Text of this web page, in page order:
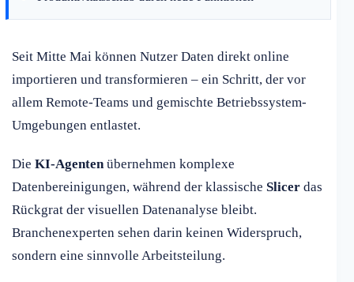
Seit Mitte Mai können Nutzer Daten direkt online
importieren und transformieren – ein Schritt, der vor
allem Remote-Teams und gemischte Betriebssystem-
Umgebungen entlastet.
Die KI-Agentenübernehmen komplexe
Datenbereinigungen, während der klassische Slicer das
Rückgrat der visuellen Datenanalyse bleibt.
Branchenexperten sehen darin keinen Widerspruch,
sondern eine sinnvolle Arbeitsteilung.